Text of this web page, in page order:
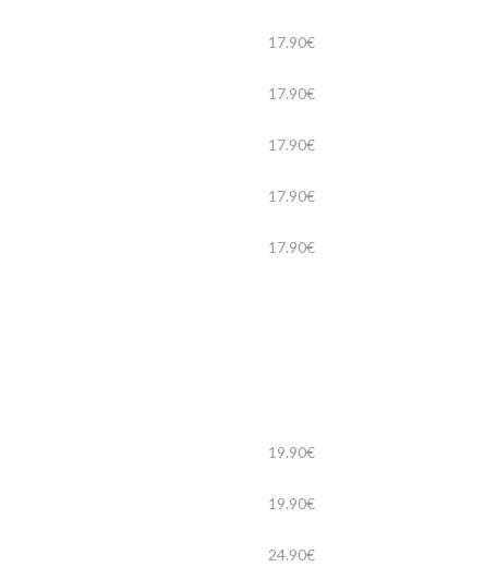
17.90€
17.90€
17.90€
17.90€
17.90€
19.90€
19.90€
24.90€